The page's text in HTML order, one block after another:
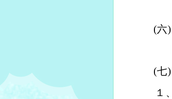
(六)
(七)
１、